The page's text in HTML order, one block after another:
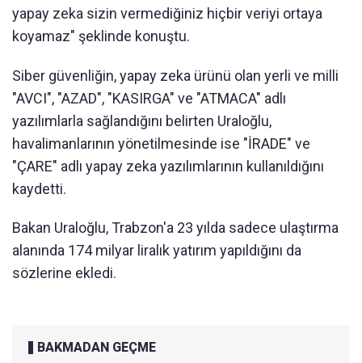
yapay zeka sizin vermediğiniz hiçbir veriyi ortaya
koyamaz" şeklinde konuştu.
Siber güvenliğin, yapay zeka ürünü olan yerli ve milli
"AVCI", "AZAD", "KASIRGA" ve "ATMACA" adlı
yazılımlarla sağlandığını belirten Uraloğlu,
havalimanlarının yönetilmesinde ise "İRADE" ve
"ÇARE" adlı yapay zeka yazılımlarının kullanıldığını
kaydetti.
Bakan Uraloğlu, Trabzon'a 23 yılda sadece ulaştırma
alanında 174 milyar liralık yatırım yapıldığını da
sözlerine ekledi.
BAKMADAN GEÇME